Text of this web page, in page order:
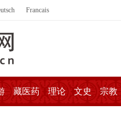
Francais
藏医药 理论 文史 宗教